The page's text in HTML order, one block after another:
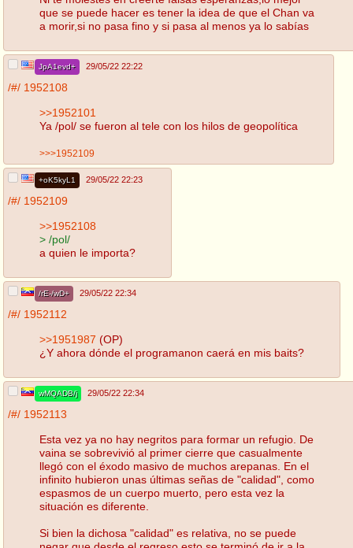
que se puede hacer es tener la idea de que el Chan va
a morir,si no pasa fino y si pasa al menos ya lo sabías
JpA1evd+ 29/05/22 22:22
/#/ 1952108
>>1952101
Ya /pol/ se fueron al tele con los hilos de geopolítica
>>>1952109
+oK5kyL1 29/05/22 22:23
/#/ 1952109
>>1952108
> /pol/
a quien le importa?
/rE-/wD+ 29/05/22 22:34
/#/ 1952112
>>1951987 (OP)
¿Y ahora dónde el programanon caerá en mis baits?
wMQADB/j 29/05/22 22:34
/#/ 1952113
Esta vez ya no hay negritos para formar un refugio. De
vaina se sobrevivió al primer cierre que casualmente
llegó con el éxodo masivo de muchos arepanas. En el
infinito hubieron unas últimas señas de "calidad", como
espasmos de un cuerpo muerto, pero esta vez la
situación es diferente.
Si bien la dichosa "calidad" es relativa, no se puede